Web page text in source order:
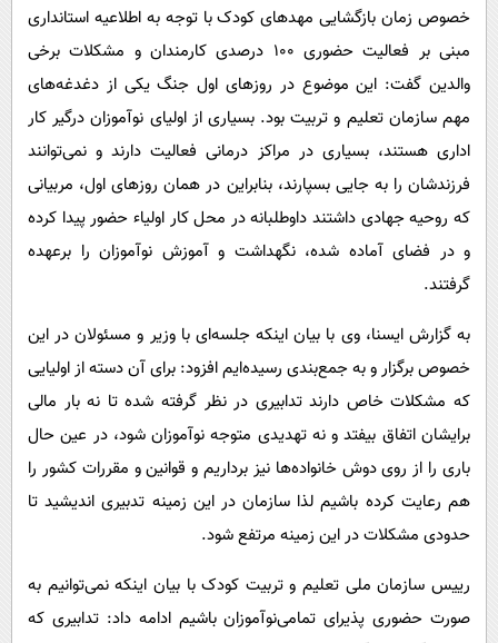
حوادث
محیط زیست
سلامت
بین الملل
اجتماعی
سیاست خارجی
خصوص زمان بازگشایی مهدهای کودک با توجه به اطلاعیه استانداری
مبنی بر فعالیت حضوری ۱۰۰ درصدی کارمندان و مشکلات برخی
والدین گفت: این موضوع در روزهای اول جنگ یکی از دغدغه‌های
مهم سازمان تعلیم و تربیت بود. بسیاری از اولیای نوآموزان درگیر کار
اداری هستند، بسیاری در مراکز درمانی فعالیت دارند و نمی‌توانند
فرزندشان را به جایی بسپارند، بنابراین در همان روزهای اول، مربیانی
که روحیه جهادی داشتند داوطلبانه در محل کار اولیاء حضور پیدا کرده
و در فضای آماده شده، نگهداشت و آموزش نوآموزان را برعهده
گرفتند.
به گزارش ایسنا، وی با بیان اینکه جلسه‌ای با وزیر و مسئولان در این
خصوص برگزار و به جمع‌بندی رسیده‌ایم افزود: برای آن دسته از اولیایی
که مشکلات خاص دارند تدابیری در نظر گرفته شده تا نه بار مالی
برایشان اتفاق بیفتد و نه تهدیدی متوجه نوآموزان شود، در عین حال
باری را از روی دوش خانواده‌ها نیز برداریم و قوانین و مقررات کشور را
هم رعایت کرده باشیم لذا سازمان در این زمینه تدبیری اندیشید تا
حدودی مشکلات در این زمینه مرتفع شود.
رییس سازمان ملی تعلیم و تربیت کودک با بیان اینکه نمی‌توانیم به
صورت حضوری پذیرای تمامی‌نوآموزان باشیم ادامه داد: تدابیری که